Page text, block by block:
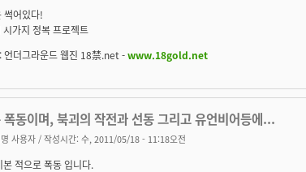
썩어있다!
가지 정복 프로젝트
언더그라운드 웹진 18禁.net -www.18gold.net
폭동이며, 북괴의 작전과 선동 그리고 유언비어등에...
사용자 / 작성시간: 수, 2011/05/18 - 11:18오전
본 적으로 폭동 입니다.